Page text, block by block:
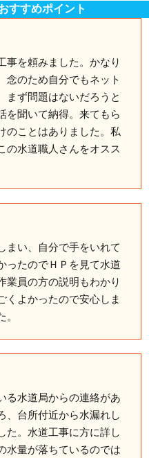
すすめポイント
事を頼みました。かなり
念のため自分でもネット
まず問題はないだろうと
を聞いて納得。来てもら
のことはありました。私
の水道職人さんをオスス
まい、自分で手をいれて
ったのでＨＰを見て水道
業員の方の説明もわかり
くよかったので安心しま
る水道局からの連絡があ
、台所付近から水漏れし
た。水道工事に方に詳し
水量が落ちているのでは